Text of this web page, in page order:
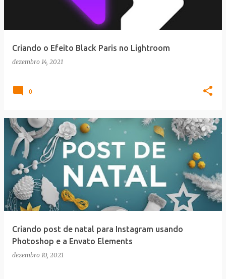
Criando o Efeito Black Paris no Lightroom
dezembro 14, 2021
0
Criando post de natal para Instagram usando
Photoshop e a Envato Elements
dezembro 10, 2021